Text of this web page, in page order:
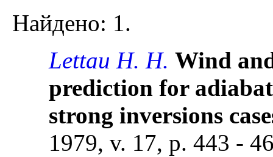
Найдено: 1.
Lettau H. H. Wind
prediction for
strong inversions
1979, v. 17, p. 443 -